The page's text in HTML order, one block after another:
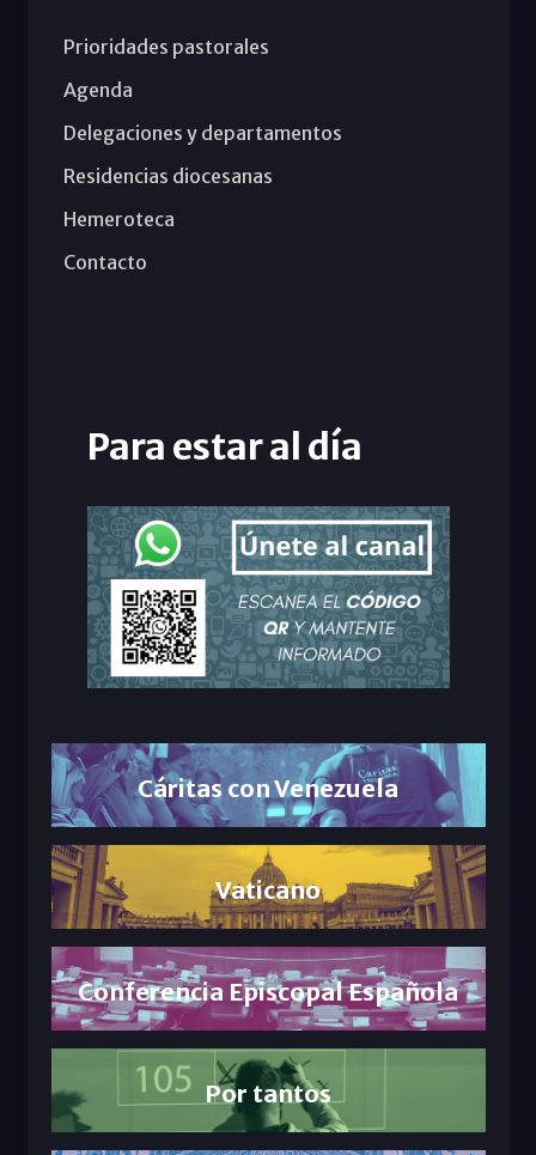
Prioridades pastorales
Agenda
Delegaciones y departamentos
Residencias diocesanas
Hemeroteca
Contacto
Para estar al día
Cáritas con Venezuela
Vaticano
Conferencia Episcopal Española
Por tantos